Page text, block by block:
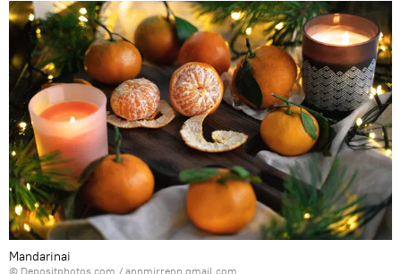
Mandarinai
© Depositphotos.com / annmirrenn.gmail.com